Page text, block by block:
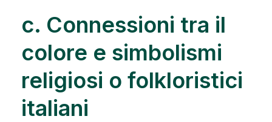
c. Connessioni tra il
colore e simbolismi
religiosi o folkloristici
italiani